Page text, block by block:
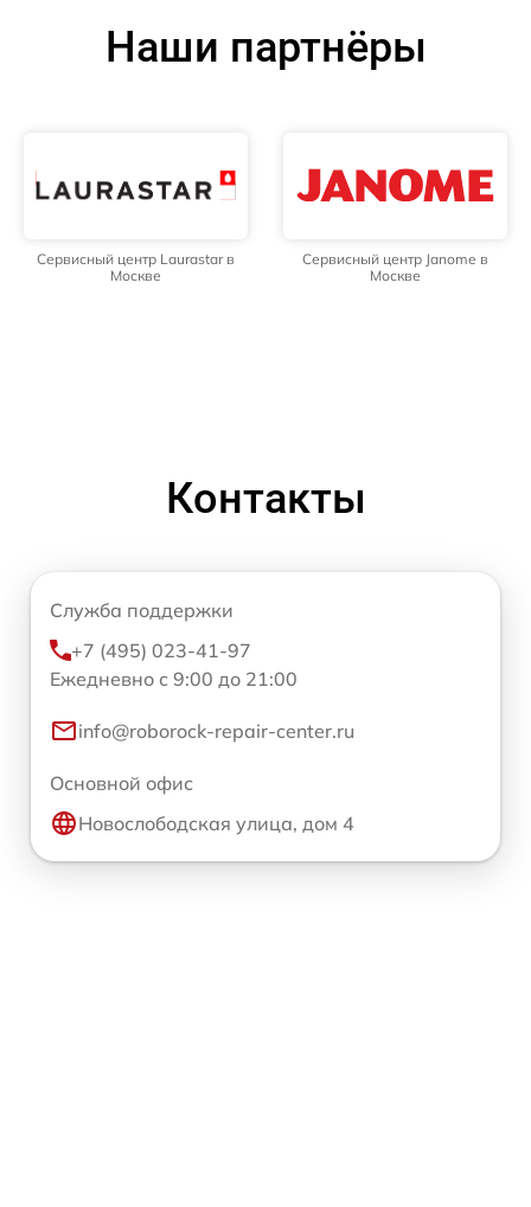
Наши партнёры
Сервисный центр Laurastar в
Москве
Сервисный центр Janome в
Москве
Контакты
Служба поддержки
+7 (495) 023-41-97
Ежедневно с 9:00 до 21:00
info@roborock-repair-center.ru
Основной офис
Новослободская улица, дом 4